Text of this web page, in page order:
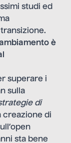
studi ed
è
superare i
sulla
di
creazione di
sta bene